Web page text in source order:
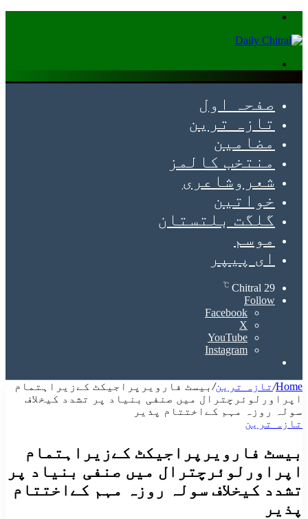
صفحہ اول
تازہ ترین
مضامین
منتخب کالمز
شعروشاعری
خواتین
گلگت بلتستان
موسم
ای پیپر
Chitral 29
℃
Follow
Facebook
X
YouTube
Instagram
Home
/تازہ ترین/ بیسٹ فارویرپراجیکٹ کےزیراہتمام
اپراورلوئرچترال میں صنفی بنیاد پر تشدد کیخلاف
سولہ روزہ مہم کےاختتام پذیر
تازہ ترین
بیسٹ فارویرپراجیکٹ کےزیراہتمام
اپراورلوئرچترال میں صنفی بنیاد پر
تشدد کیخلاف سولہ روزہ مہم کےاختتام
پذیر